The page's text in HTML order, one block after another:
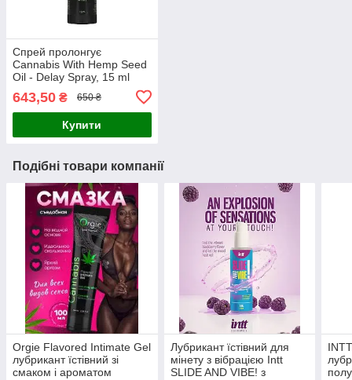
Спрей пролонгує
Cannabis With Hemp Seed
Oil - Delay Spray, 15 ml
643,50 ₴ 650 ₴
Купити
Подібні товари компанії
Orgie Flavored Intimate Gel
лубрикант їстівний зі
смаком і ароматом
Лубрикант їстівний для
мінету з вібрацією Intt
SLIDE AND VIBE! з